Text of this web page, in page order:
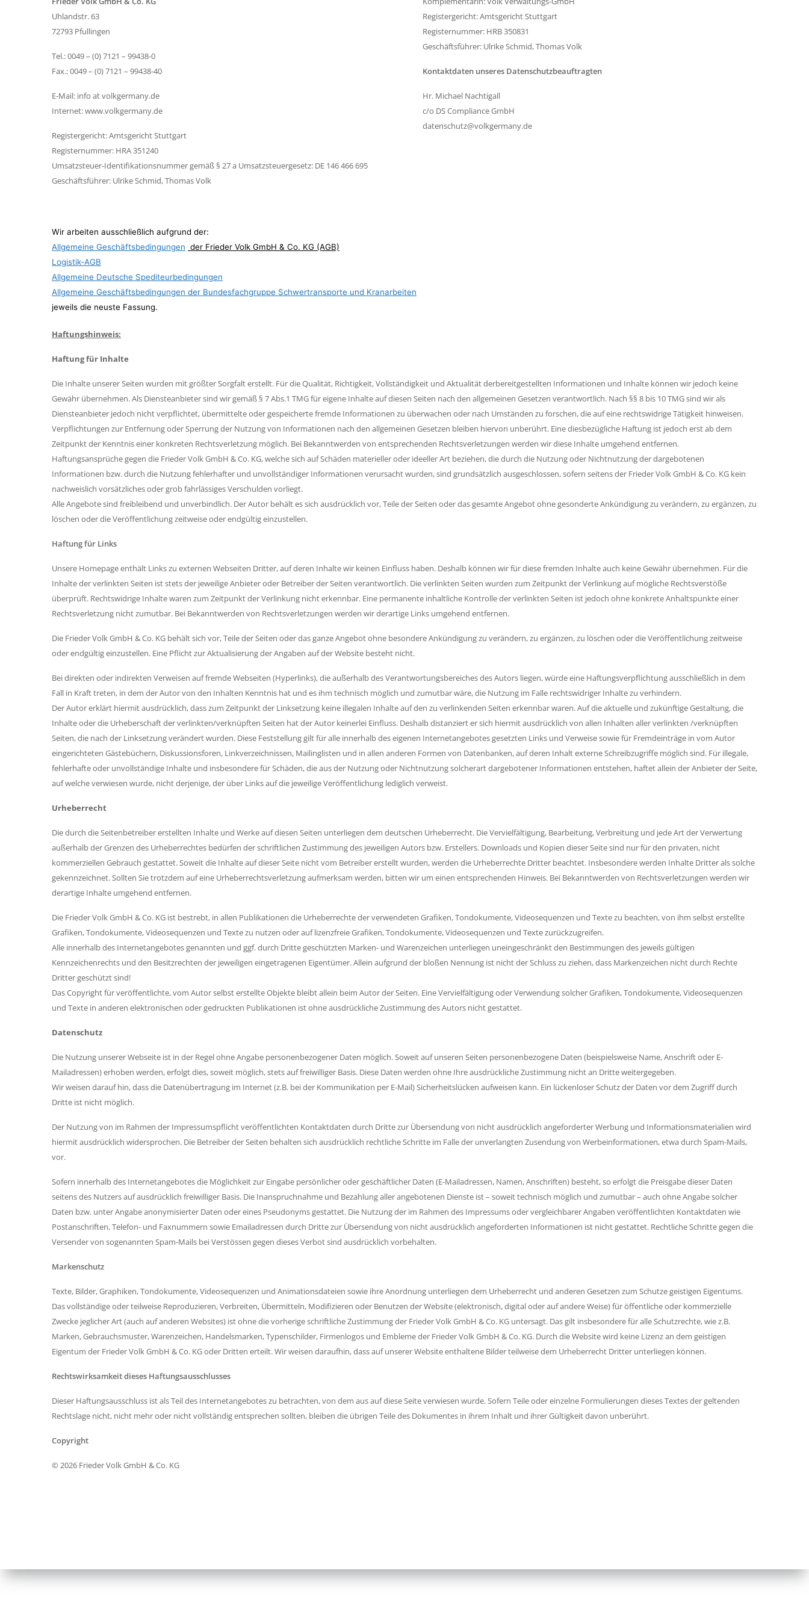
Uhlandstr. 63
72793 Pfullingen
Tel.: 0049 – (0) 7121 – 99438-0
Fax.: 0049 – (0) 7121 – 99438-40
E-Mail: info at volkgermany.de
Internet: www.volkgermany.de
Registergericht: Amtsgericht Stuttgart
Registernummer: HRA 351240
Umsatzsteuer-Identifikationsnummer gemäß § 27 a Umsatzsteuergesetz: DE 146 466 695
Geschäftsführer: Ulrike Schmid, Thomas Volk
Registergericht: Amtsgericht Stuttgart
Registernummer: HRB 350831
Geschäftsführer: Ulrike Schmid, Thomas Volk
Kontaktdaten unseres Datenschutzbeauftragten
Hr. Michael Nachtigall
c/o DS Compliance GmbH
datenschutz@volkgermany.de
Wir arbeiten ausschließlich aufgrund der:
Allgemeine Geschäftsbedingungen der Frieder Volk GmbH & Co. KG (AGB)
Logistik-AGB
Allgemeine Deutsche Spediteurbedingungen
Allgemeine Geschäftsbedingungen der Bundesfachgruppe Schwertransporte und Kranarbeiten
jeweils die neuste Fassung.
Haftungshinweis:
Haftung für Inhalte
Die Inhalte unserer Seiten wurden mit größter Sorgfalt erstellt. Für die Qualität, Richtigkeit, Vollständigkeit und Aktualität derbereitgestellten Informationen und Inhalte können wir jedoch keine
Gewähr übernehmen. Als Diensteanbieter sind wir gemäß § 7 Abs.1 TMG für eigene Inhalte auf diesen Seiten nach den allgemeinen Gesetzen verantwortlich. Nach §§ 8 bis 10 TMG sind wir als
Diensteanbieter jedoch nicht verpflichtet, übermittelte oder gespeicherte fremde Informationen zu überwachen oder nach Umständen zu forschen, die auf eine rechtswidrige Tätigkeit hinweisen.
Verpflichtungen zur Entfernung oder Sperrung der Nutzung von Informationen nach den allgemeinen Gesetzen bleiben hiervon unberührt. Eine diesbezügliche Haftung ist jedoch erst ab dem
Zeitpunkt der Kenntnis einer konkreten Rechtsverletzung möglich. Bei Bekanntwerden von entsprechenden Rechtsverletzungen werden wir diese Inhalte umgehend entfernen.
Haftungsansprüche gegen die Frieder Volk GmbH & Co. KG, welche sich auf Schäden materieller oder ideeller Art beziehen, die durch die Nutzung oder Nichtnutzung der dargebotenen
Informationen bzw. durch die Nutzung fehlerhafter und unvollständiger Informationen verursacht wurden, sind grundsätzlich ausgeschlossen, sofern seitens der Frieder Volk GmbH & Co. KG kein
nachweislich vorsätzliches oder grob fahrlässiges Verschulden vorliegt.
Alle Angebote sind freibleibend und unverbindlich. Der Autor behält es sich ausdrücklich vor, Teile der Seiten oder das gesamte Angebot ohne gesonderte Ankündigung zu verändern, zu ergänzen, zu
löschen oder die Veröffentlichung zeitweise oder endgültig einzustellen.
Haftung für Links
Unsere Homepage enthält Links zu externen Webseiten Dritter, auf deren Inhalte wir keinen Einfluss haben. Deshalb können wir für diese fremden Inhalte auch keine Gewähr übernehmen. Für die
Inhalte der verlinkten Seiten ist stets der jeweilige Anbieter oder Betreiber der Seiten verantwortlich. Die verlinkten Seiten wurden zum Zeitpunkt der Verlinkung auf mögliche Rechtsverstöße
überprüft. Rechtswidrige Inhalte waren zum Zeitpunkt der Verlinkung nicht erkennbar. Eine permanente inhaltliche Kontrolle der verlinkten Seiten ist jedoch ohne konkrete Anhaltspunkte einer
Rechtsverletzung nicht zumutbar. Bei Bekanntwerden von Rechtsverletzungen werden wir derartige Links umgehend entfernen.
Die Frieder Volk GmbH & Co. KG behält sich vor, Teile der Seiten oder das ganze Angebot ohne besondere Ankündigung zu verändern, zu ergänzen, zu löschen oder die Veröffentlichung zeitweise
oder endgültig einzustellen. Eine Pflicht zur Aktualisierung der Angaben auf der Website besteht nicht.
Bei direkten oder indirekten Verweisen auf fremde Webseiten (Hyperlinks), die außerhalb des Verantwortungsbereiches des Autors liegen, würde eine Haftungsverpflichtung ausschließlich in dem
Fall in Kraft treten, in dem der Autor von den Inhalten Kenntnis hat und es ihm technisch möglich und zumutbar wäre, die Nutzung im Falle rechtswidriger Inhalte zu verhindern.
Der Autor erklärt hiermit ausdrücklich, dass zum Zeitpunkt der Linksetzung keine illegalen Inhalte auf den zu verlinkenden Seiten erkennbar waren. Auf die aktuelle und zukünftige Gestaltung, die
Inhalte oder die Urheberschaft der verlinkten/verknüpften Seiten hat der Autor keinerlei Einfluss. Deshalb distanziert er sich hiermit ausdrücklich von allen Inhalten aller verlinkten /verknüpften
Seiten, die nach der Linksetzung verändert wurden. Diese Feststellung gilt für alle innerhalb des eigenen Internetangebotes gesetzten Links und Verweise sowie für Fremdeinträge in vom Autor
eingerichteten Gästebüchern, Diskussionsforen, Linkverzeichnissen, Mailinglisten und in allen anderen Formen von Datenbanken, auf deren Inhalt externe Schreibzugriffe möglich sind. Für illegale,
fehlerhafte oder unvollständige Inhalte und insbesondere für Schäden, die aus der Nutzung oder Nichtnutzung solcherart dargebotener Informationen entstehen, haftet allein der Anbieter der Seite,
auf welche verwiesen wurde, nicht derjenige, der über Links auf die jeweilige Veröffentlichung lediglich verweist.
Urheberrecht
Die durch die Seitenbetreiber erstellten Inhalte und Werke auf diesen Seiten unterliegen dem deutschen Urheberrecht. Die Vervielfältigung, Bearbeitung, Verbreitung und jede Art der Verwertung
außerhalb der Grenzen des Urheberrechtes bedürfen der schriftlichen Zustimmung des jeweiligen Autors bzw. Erstellers. Downloads und Kopien dieser Seite sind nur für den privaten, nicht
kommerziellen Gebrauch gestattet. Soweit die Inhalte auf dieser Seite nicht vom Betreiber erstellt wurden, werden die Urheberrechte Dritter beachtet. Insbesondere werden Inhalte Dritter als solche
gekennzeichnet. Sollten Sie trotzdem auf eine Urheberrechtsverletzung aufmerksam werden, bitten wir um einen entsprechenden Hinweis. Bei Bekanntwerden von Rechtsverletzungen werden wir
derartige Inhalte umgehend entfernen.
Die Frieder Volk GmbH & Co. KG ist bestrebt, in allen Publikationen die Urheberrechte der verwendeten Grafiken, Tondokumente, Videosequenzen und Texte zu beachten, von ihm selbst erstellte
Grafiken, Tondokumente, Videosequenzen und Texte zu nutzen oder auf lizenzfreie Grafiken, Tondokumente, Videosequenzen und Texte zurückzugreifen.
Alle innerhalb des Internetangebotes genannten und ggf. durch Dritte geschützten Marken- und Warenzeichen unterliegen uneingeschränkt den Bestimmungen des jeweils gültigen
Kennzeichenrechts und den Besitzrechten der jeweiligen eingetragenen Eigentümer. Allein aufgrund der bloßen Nennung ist nicht der Schluss zu ziehen, dass Markenzeichen nicht durch Rechte
Dritter geschützt sind!
Das Copyright für veröffentlichte, vom Autor selbst erstellte Objekte bleibt allein beim Autor der Seiten. Eine Vervielfältigung oder Verwendung solcher Grafiken, Tondokumente, Videosequenzen
und Texte in anderen elektronischen oder gedruckten Publikationen ist ohne ausdrückliche Zustimmung des Autors nicht gestattet.
Datenschutz
Die Nutzung unserer Webseite ist in der Regel ohne Angabe personenbezogener Daten möglich. Soweit auf unseren Seiten personenbezogene Daten (beispielsweise Name, Anschrift oder E-
Mailadressen) erhoben werden, erfolgt dies, soweit möglich, stets auf freiwilliger Basis. Diese Daten werden ohne Ihre ausdrückliche Zustimmung nicht an Dritte weitergegeben.
Wir weisen darauf hin, dass die Datenübertragung im Internet (z.B. bei der Kommunikation per E-Mail) Sicherheitslücken aufweisen kann. Ein lückenloser Schutz der Daten vor dem Zugriff durch
Dritte ist nicht möglich.
Der Nutzung von im Rahmen der Impressumspflicht veröffentlichten Kontaktdaten durch Dritte zur Übersendung von nicht ausdrücklich angeforderter Werbung und Informationsmaterialien wird
hiermit ausdrücklich widersprochen. Die Betreiber der Seiten behalten sich ausdrücklich rechtliche Schritte im Falle der unverlangten Zusendung von Werbeinformationen, etwa durch Spam-Mails,
vor.
Sofern innerhalb des Internetangebotes die Möglichkeit zur Eingabe persönlicher oder geschäftlicher Daten (E-Mailadressen, Namen, Anschriften) besteht, so erfolgt die Preisgabe dieser Daten
seitens des Nutzers auf ausdrücklich freiwilliger Basis. Die Inanspruchnahme und Bezahlung aller angebotenen Dienste ist – soweit technisch möglich und zumutbar – auch ohne Angabe solcher
Daten bzw. unter Angabe anonymisierter Daten oder eines Pseudonyms gestattet. Die Nutzung der im Rahmen des Impressums oder vergleichbarer Angaben veröffentlichten Kontaktdaten wie
Postanschriften, Telefon- und Faxnummern sowie Emailadressen durch Dritte zur Übersendung von nicht ausdrücklich angeforderten Informationen ist nicht gestattet. Rechtliche Schritte gegen die
Versender von sogenannten Spam-Mails bei Verstössen gegen dieses Verbot sind ausdrücklich vorbehalten.
Markenschutz
Texte, Bilder, Graphiken, Tondokumente, Videosequenzen und Animationsdateien sowie ihre Anordnung unterliegen dem Urheberrecht und anderen Gesetzen zum Schutze geistigen Eigentums.
Das vollständige oder teilweise Reproduzieren, Verbreiten, Übermitteln, Modifizieren oder Benutzen der Website (elektronisch, digital oder auf andere Weise) für öffentliche oder kommerzielle
Zwecke jeglicher Art (auch auf anderen Websites) ist ohne die vorherige schriftliche Zustimmung der Frieder Volk GmbH & Co. KG untersagt. Das gilt insbesondere für alle Schutzrechte, wie z.B.
Marken, Gebrauchsmuster, Warenzeichen, Handelsmarken, Typenschilder, Firmenlogos und Embleme der Frieder Volk GmbH & Co. KG. Durch die Website wird keine Lizenz an dem geistigen
Eigentum der Frieder Volk GmbH & Co. KG oder Dritten erteilt. Wir weisen daraufhin, dass auf unserer Website enthaltene Bilder teilweise dem Urheberrecht Dritter unterliegen können.
Rechtswirksamkeit dieses Haftungsausschlusses
Dieser Haftungsausschluss ist als Teil des Internetangebotes zu betrachten, von dem aus auf diese Seite verwiesen wurde. Sofern Teile oder einzelne Formulierungen dieses Textes der geltenden
Rechtslage nicht, nicht mehr oder nicht vollständig entsprechen sollten, bleiben die übrigen Teile des Dokumentes in ihrem Inhalt und ihrer Gültigkeit davon unberührt.
Copyright
© 2026 Frieder Volk GmbH & Co. KG